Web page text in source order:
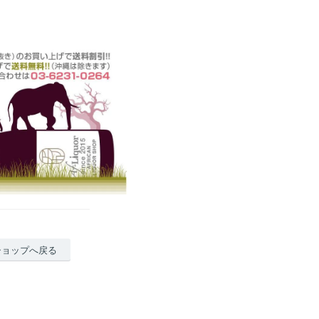
ップへ戻る